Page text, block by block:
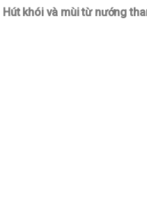
Hút khói và mùi từ nướng